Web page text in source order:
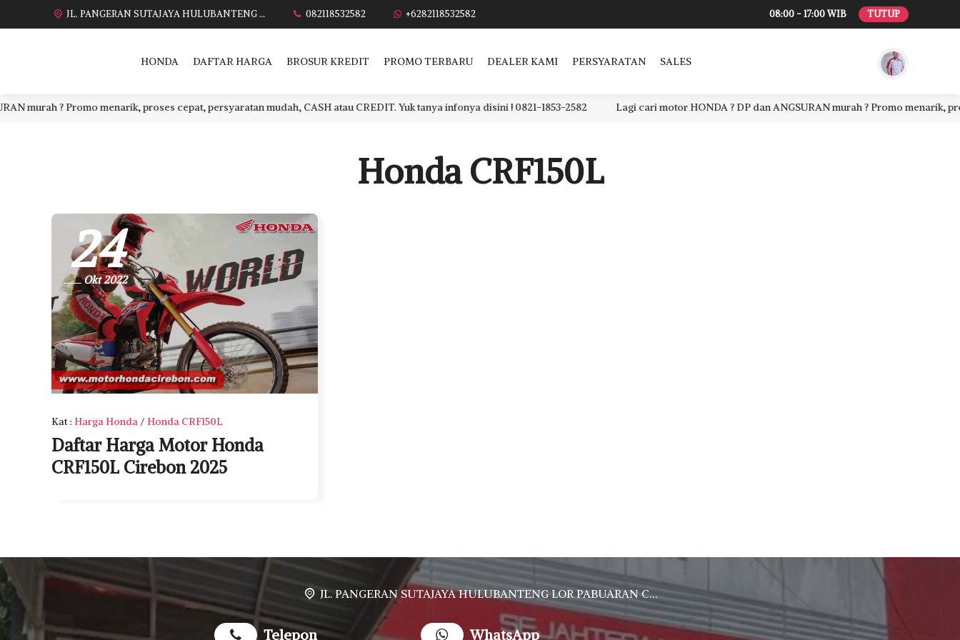
JL. PANGERAN SUTAJAYA HULUBANTENG LOR PABUARAN CIREBON TIMUR, Ds. Babakan gebang cirebon Gebang udik cirebon Ciledug cirebon Karang wareng cirebon 082118532582 +6282118532582 08:00 - 17:00 WIB TUTUP
HONDA DAFTAR HARGA BROSUR KREDIT PROMO TERBARU DEALER KAMI PERSYARATAN SALES
? Promo menarik, proses cepat, persyaratan mudah, CASH atau CREDIT. Yuk tanya infonya disini ! 0821-1853-2582 Lagi cari motor HONDA ? DP dan ANGSURAN murah ? Promo menarik,
Honda CRF150L
24
Okt 2022
Kat : Harga Honda / Honda CRF150L
Daftar Harga Motor Honda
CRF150L Cirebon 2025
JL. PANGERAN SUTAJAYA HULUBANTENG LOR PABUARAN CIREBON TIMUR, Ds. Babakan gebang cirebon Gebang udik cirebon Ciledug cirebon Karang wareng cirebon
Telepon WhatsApp